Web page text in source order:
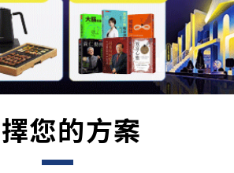
您的方案